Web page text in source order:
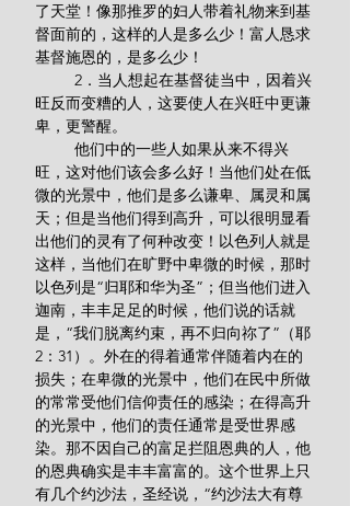
了天堂！像那推罗的妇人带着礼物来到基
督面前的，这样的人是多么少！富人恳求
基督施恩的，是多么少！
旺反而变糟的人，这要使人在兴旺中更谦
卑，更警醒。
旺，这对他们该会多么好！当他们处在低
微的光景中，他们是多么谦卑、属灵和属
天；但是当他们得到高升，可以很明显看
出他们的灵有了何种改变！以色列人就是
这样，当他们在旷野中卑微的时候，那时
以色列是“归耶和华为圣”；但当他们进入
迦南，丰丰足足的时候，他们说的话就
是，“我们脱离约束，再不归向祢了”（耶
2：31）。外在的得着通常伴随着内在的
损失；在卑微的光景中，他们在民中所做
的常常受他们信仰责任的感染；在得高升
的光景中，他们的责任通常是受世界感
染。那不因自己的富足拦阻恩典的人，他
的恩典确实是丰丰富富的。这个世界上只
有几个约沙法，圣经说，“约沙法大有尊